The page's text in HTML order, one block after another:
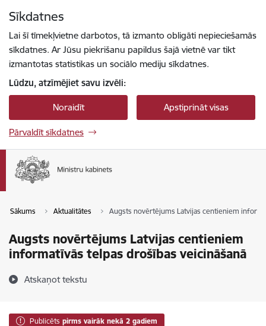
Sīkdatnes
Lai šī tīmekļvietne darbotos, tā izmanto obligāti nepieciešamās
sīkdatnes. Ar Jūsu piekrišanu papildus šajā vietnē var tikt
izmantotas statistikas un sociālo mediju sīkdatnes.
Lūdzu, atzīmējiet savu izvēli:
Noraidīt Apstiprināt visas
Pārvaldīt sīkdatnes
Sākums Aktualitātes Augsts novērtējums Latvijas centieniem
Augsts novērtējums Latvijas centieniem
informatīvās telpas drošības veicināšanā
Atskaņot tekstu
Publicēts pirms vairāk nekā 2 gadiem